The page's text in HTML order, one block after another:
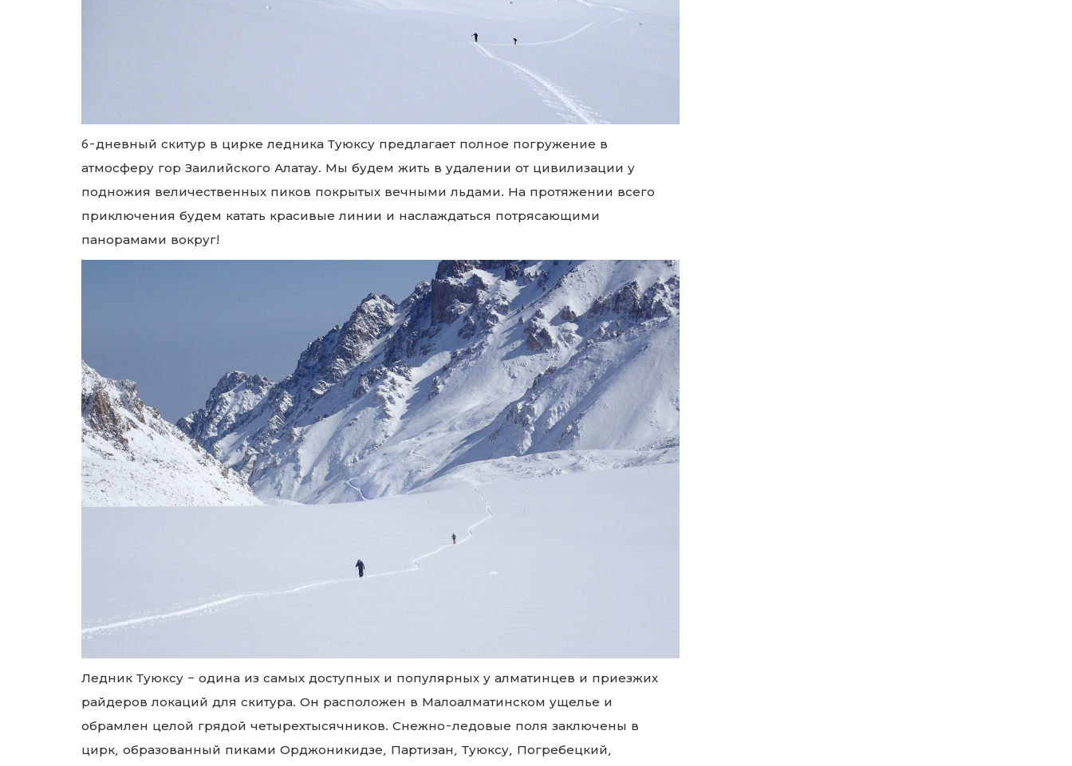
6-дневный скитур в цирке ледника Туюксу предлагает полное погружение в
атмосферу гор Заилийского Алатау. Мы будем жить в удалении от цивилизации у
подножия величественных пиков покрытых вечными льдами. На протяжении всего
приключения будем катать красивые линии и наслаждаться потрясающими
панорамами вокруг!
Ледник Туюксу – одина из самых доступных и популярных у алматинцев и приезжих
райдеров локаций для скитура. Он расположен в Малоалматинском ущелье и
обрамлен целой грядой четырехтысячников. Снежно-ледовые поля заключены в
цирк, образованный пиками Орджоникидзе, Партизан, Туюксу, Погребецкий,